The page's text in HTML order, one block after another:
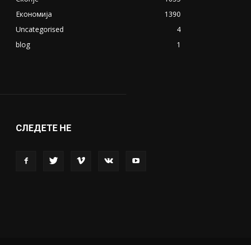
Економија
1390
Uncategorised
4
blog
1
СЛЕДЕТЕ НЕ